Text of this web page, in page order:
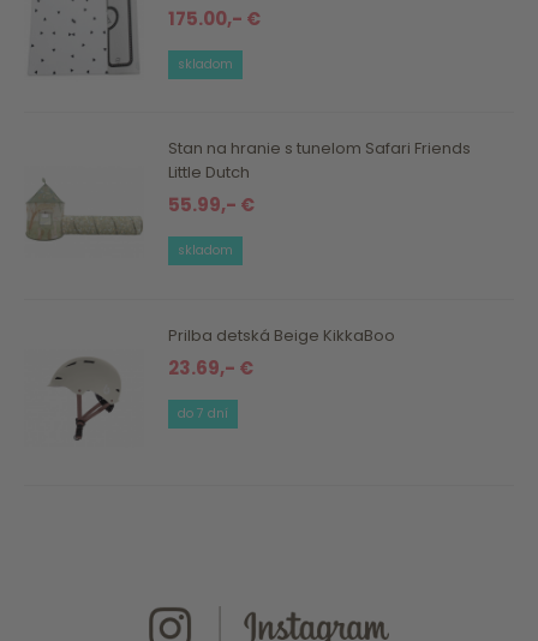
175.00,- €
skladom
Stan na hranie s tunelom Safari Friends
Little Dutch
55.99,- €
skladom
Prilba detská Beige KikkaBoo
23.69,- €
do 7 dní